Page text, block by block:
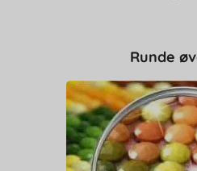
Runde